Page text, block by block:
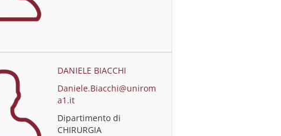
DANIELE BIACCHI
Daniele.Biacchi@unirom
a1.it
Dipartimento di
CHIRURGIA